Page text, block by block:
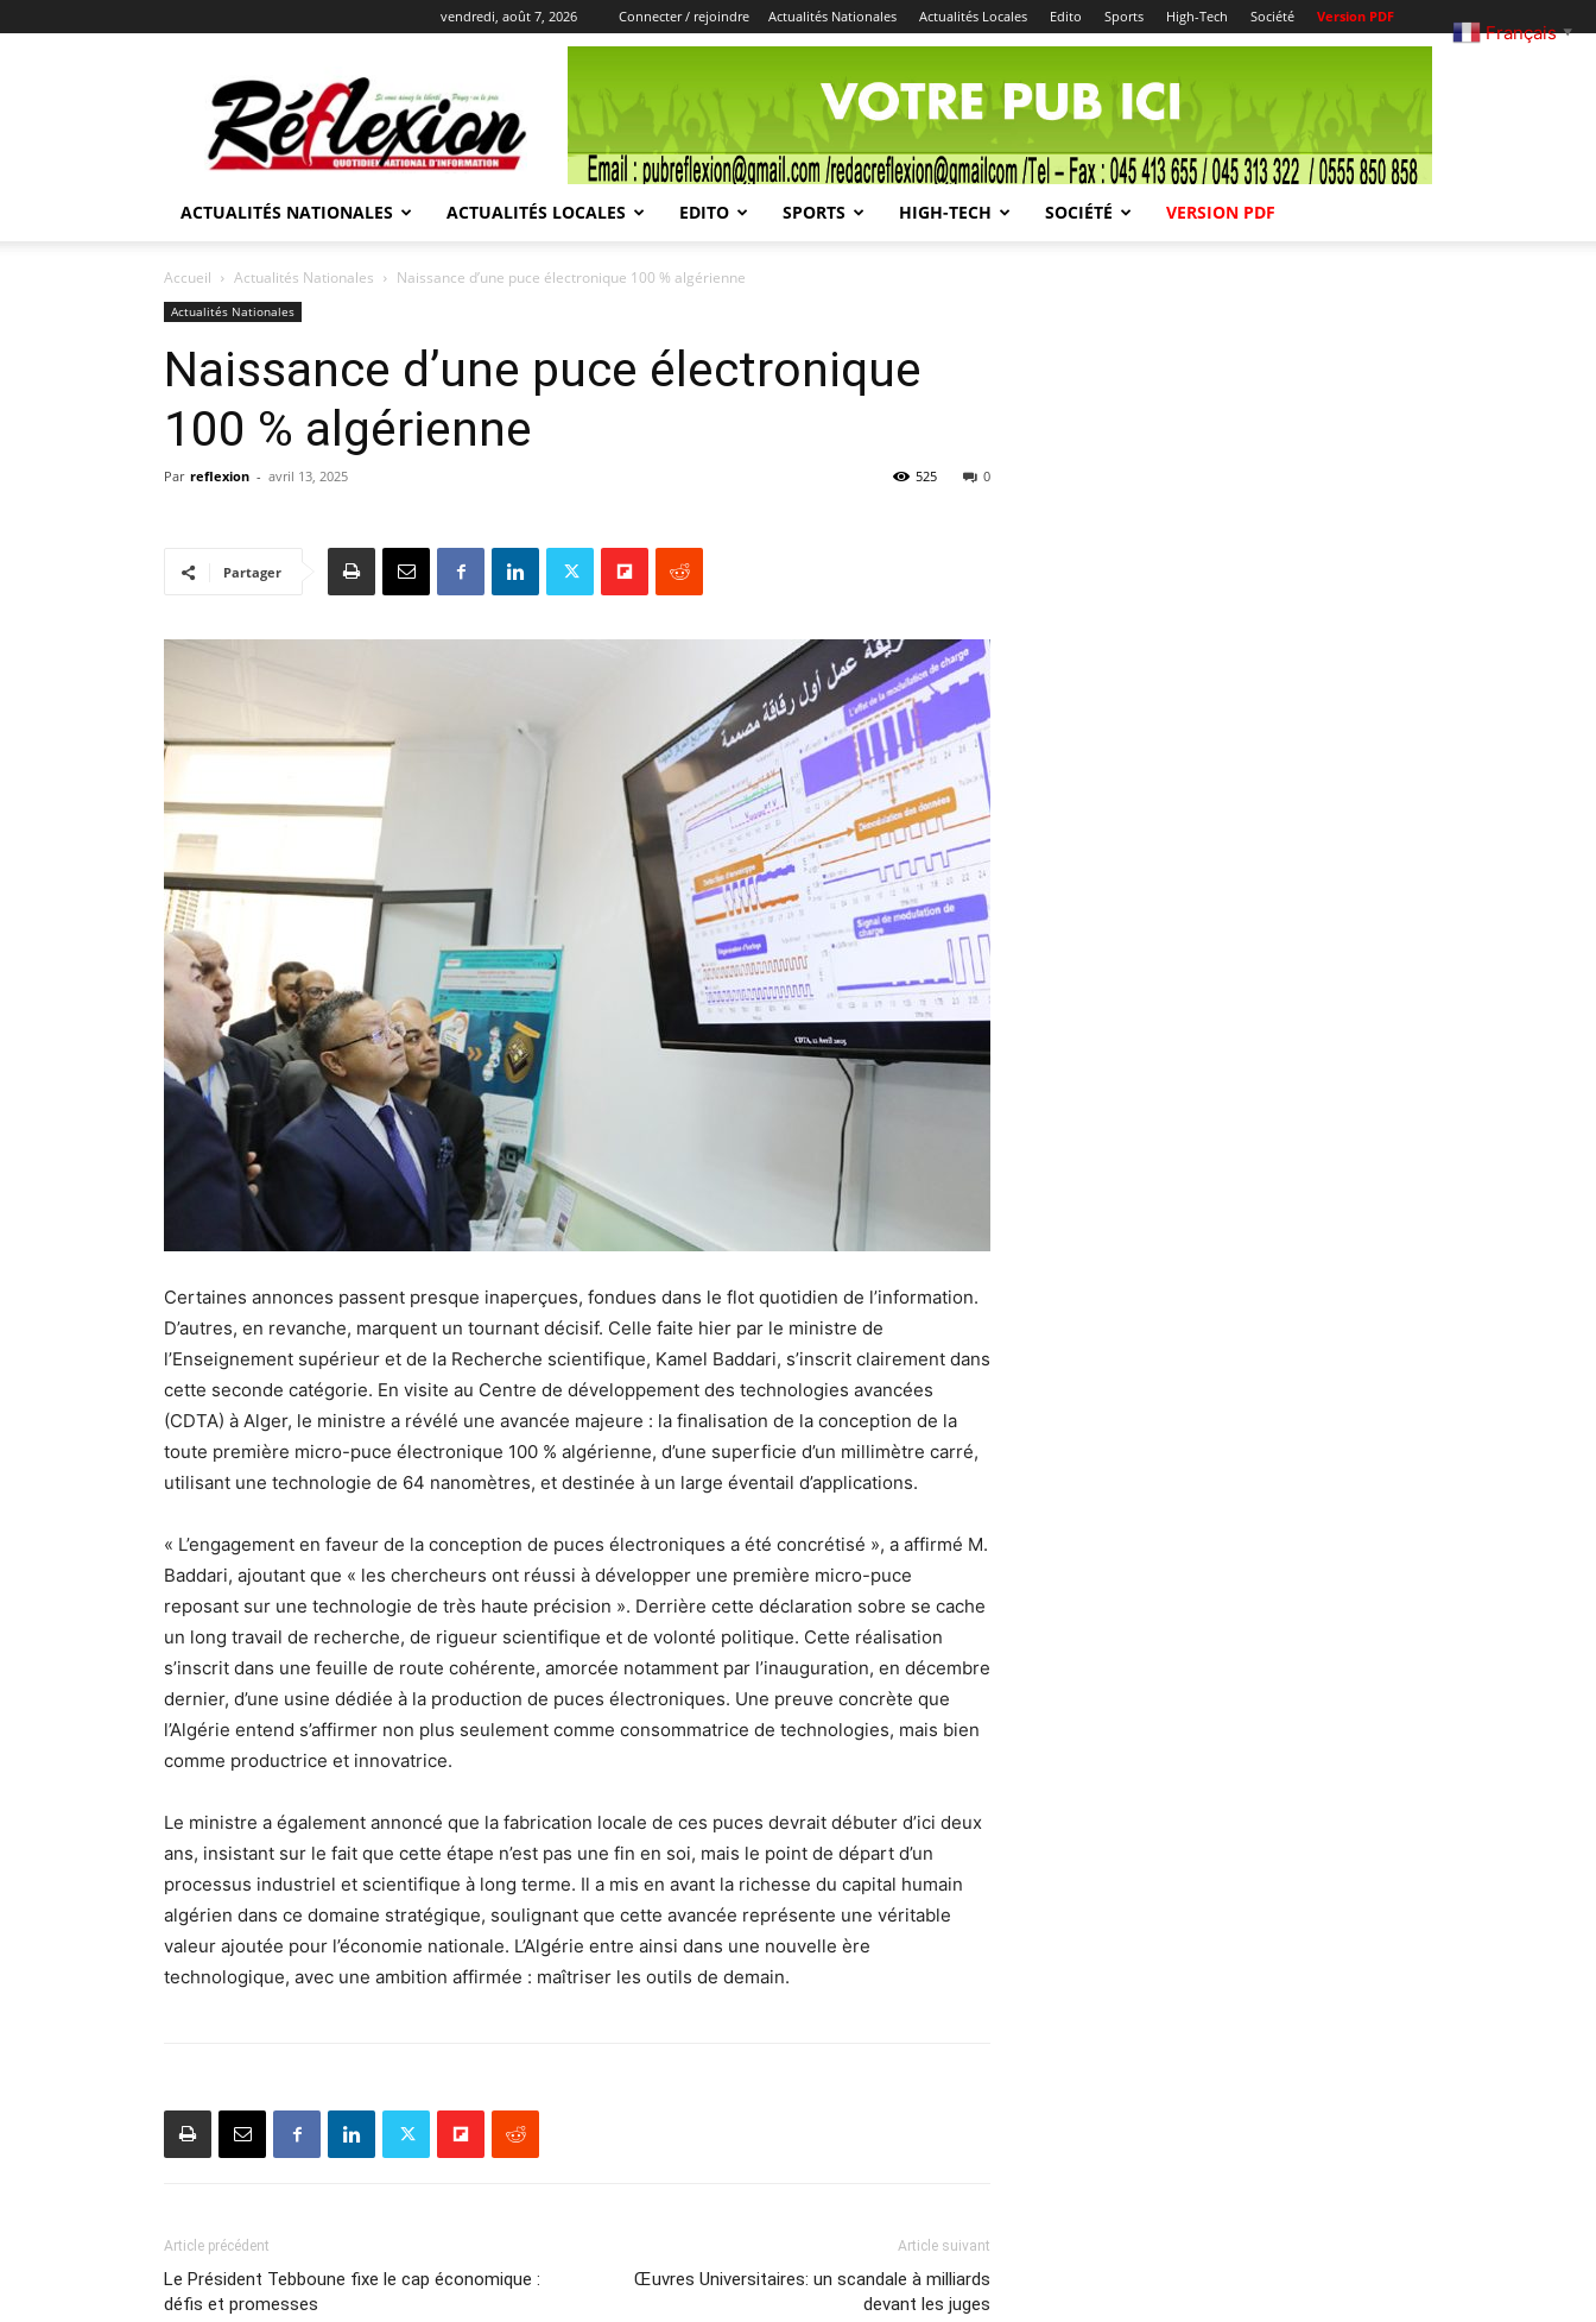
vendredi, août 7, 2026 Connecter / rejoindre Actualités Nationales Actualités Locales Edito Sports High-Tech Société Version PDF
REFLEXION
ACTUALITÉS NATIONALES ACTUALITÉS LOCALES EDITO SPORTS HIGH-TECH SOCIÉTÉ VERSION PDF
Accueil Actualités Nationales Naissance d’une puce électronique 100 % algérienne
Actualités Nationales
Naissance d’une puce électronique
100 % algérienne
Par reflexion - avril 13, 2025 0
525
Partager
Certaines annonces passent presque inaperçues, fondues dans le flot quotidien de l’information.
D’autres, en revanche, marquent un tournant décisif. Celle faite hier par le ministre de
l’Enseignement supérieur et de la Recherche scientifique, Kamel Baddari, s’inscrit clairement dans
cette seconde catégorie. En visite au Centre de développement des technologies avancées
(CDTA) à Alger, le ministre a révélé une avancée majeure : la finalisation de la conception de la
toute première micro-puce électronique 100 % algérienne, d’une superficie d’un millimètre carré,
utilisant une technologie de 64 nanomètres, et destinée à un large éventail d’applications.
« L’engagement en faveur de la conception de puces électroniques a été concrétisé », a affirmé M.
Baddari, ajoutant que « les chercheurs ont réussi à développer une première micro-puce
reposant sur une technologie de très haute précision ». Derrière cette déclaration sobre se cache
un long travail de recherche, de rigueur scientifique et de volonté politique. Cette réalisation
s’inscrit dans une feuille de route cohérente, amorcée notamment par l’inauguration, en décembre
dernier, d’une usine dédiée à la production de puces électroniques. Une preuve concrète que
l’Algérie entend s’affirmer non plus seulement comme consommatrice de technologies, mais bien
comme productrice et innovatrice.
Le ministre a également annoncé que la fabrication locale de ces puces devrait débuter d’ici deux
ans, insistant sur le fait que cette étape n’est pas une fin en soi, mais le point de départ d’un
processus industriel et scientifique à long terme. Il a mis en avant la richesse du capital humain
algérien dans ce domaine stratégique, soulignant que cette avancée représente une véritable
valeur ajoutée pour l’économie nationale. L’Algérie entre ainsi dans une nouvelle ère
technologique, avec une ambition affirmée : maîtriser les outils de demain.
Article précédent
Le Président Tebboune fixe le cap économique :
défis et promesses
Article suivant
Œuvres Universitaires: un scandale à milliards
devant les juges
Français ▼